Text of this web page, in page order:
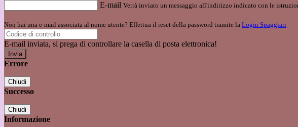
E-mail Verrà inviato un messaggio all'indirizzo indicato con le
Non hai una e-mail associata al nome utente? Effettua il reset della password tramite la Login Spaggiari
E-mail inviata, si prega di controllare la casella di posta elettronica!
Errore
Chiudi
Successo
Chiudi
Informazione